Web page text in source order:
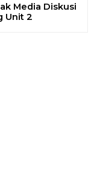
Media Diskusi
Unit 2